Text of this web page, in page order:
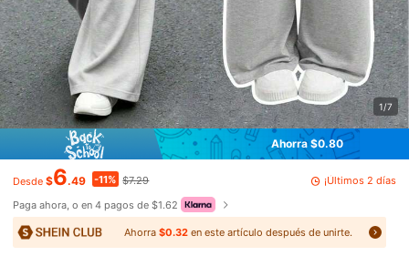
1/7
Ahorra $0.80
Desde $6.49 -11% $7.29
¡Últimos 2 días
Paga ahora, o en 4 pagos de $1.62
Ahorra $0.32en este artículo después de unirte.